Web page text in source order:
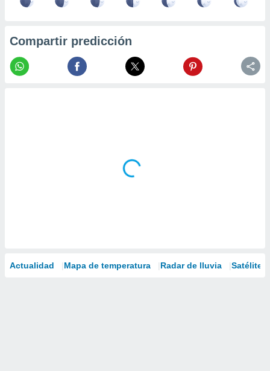
Compartir predicción
Actualidad Mapa de temperatura Radar de lluvia Satélites